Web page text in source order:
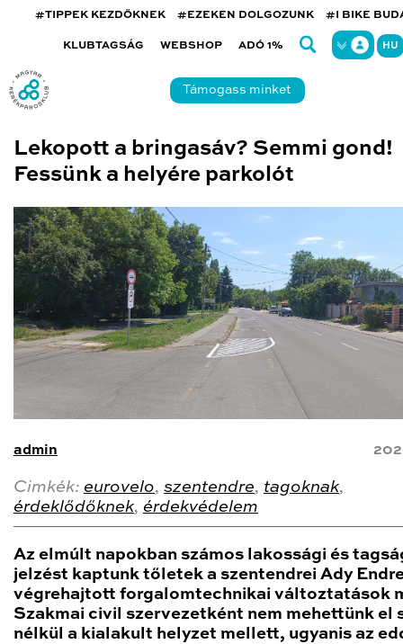
#TIPPEK KEZDŐKNEK #EZEKEN DOLGOZUNK #I BIKE
KLUBTAGSÁG WEBSHOP ADÓ 1% HU
Támogass minket
Lekopott a bringasáv? Semmi gond!
Fessünk a helyére parkolót
admin
Cimkék: eurovelo, szentendre, tagoknak,
érdeklődőknek, érdekvédelem
Az elmúlt napokban számos lakossági és
jelzést kaptunk tőletek a szentendrei Ady
végrehajtott forgalomtechnikai változtatások
Szakmai civil szervezetként nem mehettünk el
nélkül a kialakult helyzet mellett, ugyanis az